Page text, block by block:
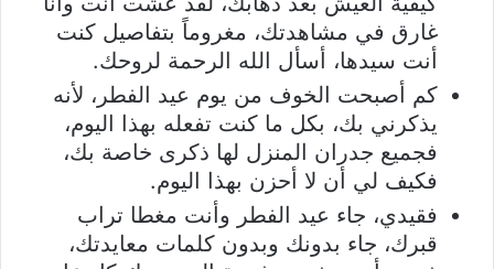
غارق في مشاهدتك، مغروماً بتفاصيل كنت
أنت سيدها، أسأل الله الرحمة لروحك.
كم أصبحت الخوف من يوم عيد الفطر، لأنه
يذكرني بك، بكل ما كنت تفعله بهذا اليوم،
فجميع جدران المنزل لها ذكرى خاصة بك،
فكيف لي أن لا أحزن بهذا اليوم.
فقيدي، جاء عيد الفطر وأنت مغطا تراب
قبرك، جاء بدونك وبدون كلمات معايدتك،